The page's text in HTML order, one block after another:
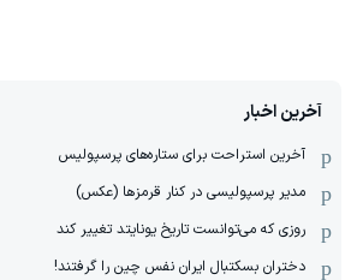
آخرین اخبار
آخرین استراحت برای ستاره‌های پرسپولیس
مدیر پرسپولیسی در کنار قرمزها (عکس)
روزی که می‌توانست تاریخ یونایتد تغییر کند
دختران بسکتبال ایران نفس چین را گرفتند!